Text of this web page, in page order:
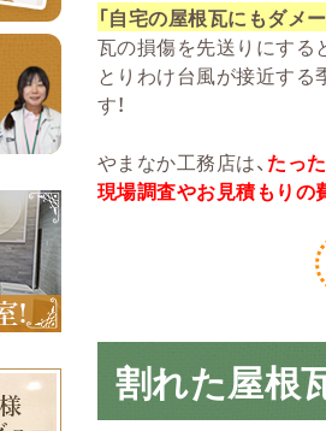
「自宅の屋根瓦にもダメ
瓦の損傷を先送りにする
とりわけ台風が接近する
す！
やまなか工務店は、 たっ
現場調査やお見積もりの
割れた屋根